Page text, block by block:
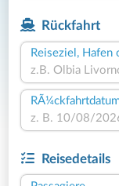
Rückfahrt
Reiseziel, Hafen
Reisedetails